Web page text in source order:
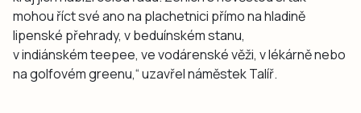
mohou říct své ano na plachetnici přímo na hladině
lipenské přehrady, v beduínském stanu,
v indiánském teepee, ve vodárenské věži, v lékárně nebo
na golfovém greenu,“ uzavřel náměstek Talíř.